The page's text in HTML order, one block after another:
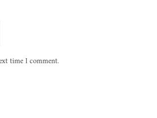
time I comment.